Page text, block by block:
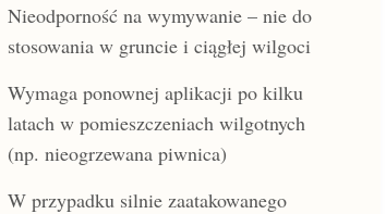
Nieodporność na wymywanie – nie do
stosowania w gruncie i ciągłej wilgoci
Wymaga ponownej aplikacji po kilku
latach w pomieszczeniach wilgotnych
(np. nieogrzewana piwnica)
W przypadku silnie zaatakowanego